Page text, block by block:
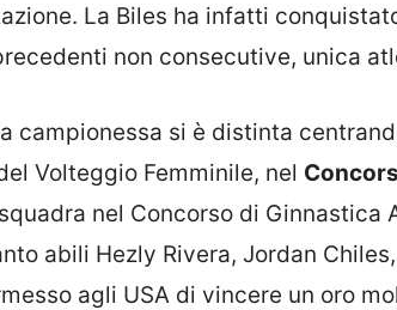
La Biles ha infatti
non consecutive, unica
campionessa si è distinta
Volteggio Femminile, nel
nel Concorso di Ginnastica
abili Hezly Rivera, Jordan
agli USA di vincere un oro